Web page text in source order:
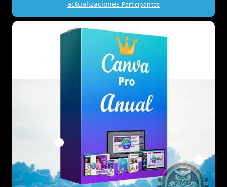
actualizaciones Participantes